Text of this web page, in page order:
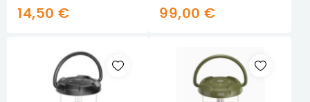
14,50 € 99,00 €